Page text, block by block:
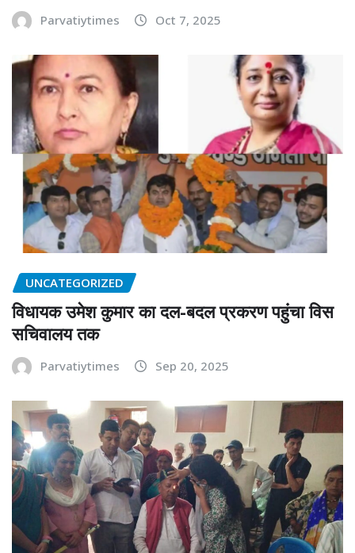
Parvatiytimes Oct 7, 2025
UNCATEGORIZED
विधायक उमेश कुमार का दल-बदल प्रकरण पहुंचा विस
सचिवालय तक
Parvatiytimes Sep 20, 2025